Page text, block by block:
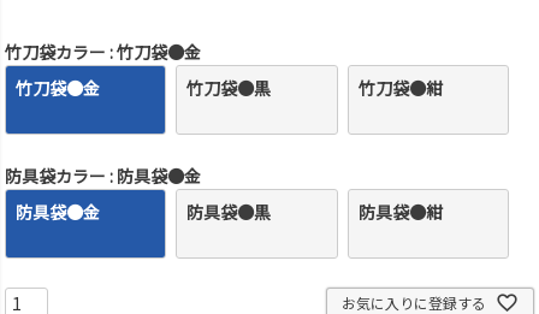
竹刀袋カラー 竹刀袋●金
竹刀袋●金
竹刀袋●黒 竹刀袋●紺
防具袋カラー 防具袋●金
防具袋●金
防具袋●黒 防具袋●紺
お気に入りに登録する